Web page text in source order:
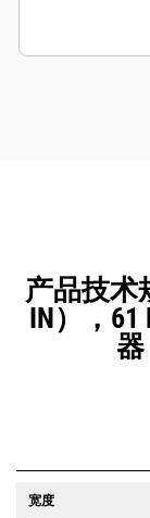
产品技术
IN），61
宽度